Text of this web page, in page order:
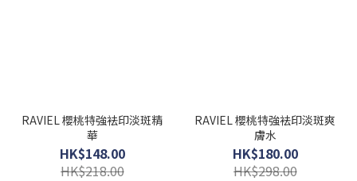
RAVIEL 櫻桃特強袪印淡斑精
華
HK$148.00
HK$218.00
RAVIEL 櫻桃特強袪印淡斑爽
膚水
HK$180.00
HK$298.00